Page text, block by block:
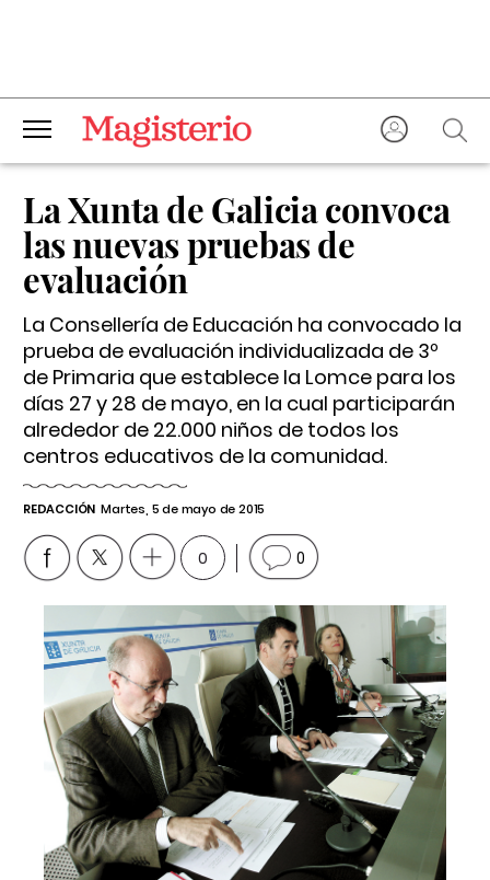
La Xunta de Galicia convoca
las nuevas pruebas de
evaluación
La Consellería de Educación ha convocado la
prueba de evaluación individualizada de 3º
de Primaria que establece la Lomce para los
días 27 y 28 de mayo, en la cual participarán
alrededor de 22.000 niños de todos los
centros educativos de la comunidad.
REDACCIÓN Martes, 5 de mayo de 2015
0 0